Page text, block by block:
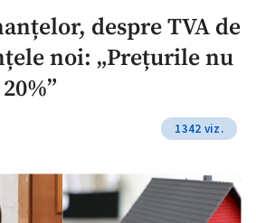
Special
Blog
despre TVA de
noi: „Prețurile nu
1342 viz.